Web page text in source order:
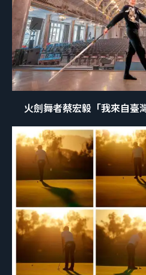
火劍舞者蔡宏毅「我來自臺